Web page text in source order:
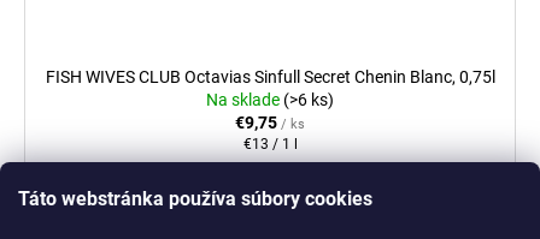
Táto webstránka používa súbory cookies
FISH WIVES CLUB Octavias Sinfull Secret Chenin Blanc, 0,75l
Na sklade (>6 ks)
€9,75 / ks
Jednotková
cena:
€13 / 1 l
DO KOŠÍKA